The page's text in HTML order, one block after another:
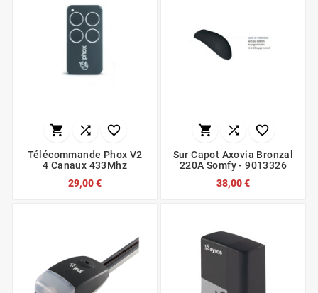
  
Télécommande Phox V2
4 Canaux 433Mhz
29,00 €
  
Sur Capot Axovia Bronzal
220A Somfy - 9013326
38,00 €